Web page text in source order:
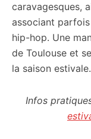
caravagesques,
associant
hip-hop. Une
de Toulouse et
la saison estivale.
Infos